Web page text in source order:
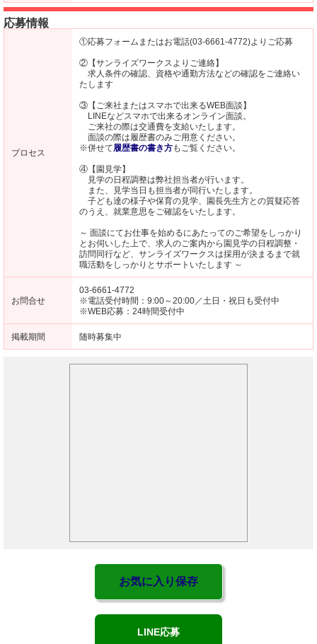
応募情報
プロセス
①応募フォームまたはお電話(03-6661-4772)よりご応募
②【サンライズワークスよりご連絡】
求人条件の確認、資格や通勤方法などの確認をご連絡い
たします
③【ご来社またはスマホで出来るWEB面談】
LINEなどスマホで出来るオンライン面談。
ご来社の際は交通費を支給いたします。
面談の際は履歴書のみご用意ください。
※併せて履歴書の書き方もご覧ください。
④【園見学】
見学の日程調整は弊社担当者が行います。
また、見学当日も担当者が同行いたします。
子ども達の様子や保育の見学、園長先生方との質疑応答
のうえ、就業意思をご確認をいたします。
～ 面談にてお仕事を始めるにあたってのご希望をしっかり
とお伺いした上で、求人のご案内から園見学の日程調整・
訪問同行など、サンライズワークスは採用が決まるまで就
職活動をしっかりとサポートいたします ～
お問合せ
03-6661-4772
※電話受付時間：9:00～20:00／土日・祝日も受付中
※WEB応募：24時間受付中
掲載期間 随時募集中
お気に入り保存
LINE応募